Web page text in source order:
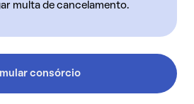
multa de cancelamento.
consórcio